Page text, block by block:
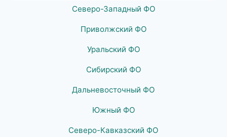
Северо-Западный ФО
Приволжский ФО
Уральский ФО
Сибирский ФО
Дальневосточный ФО
Южный ФО
Северо-Кавказский ФО